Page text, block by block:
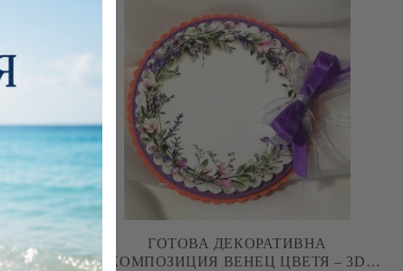
– 3D
ГОТОВА ДЕКОРАТИВНА
КОМПОЗИЦИЯ ВЕНЕЦ ЦВЕТЯ – 3D